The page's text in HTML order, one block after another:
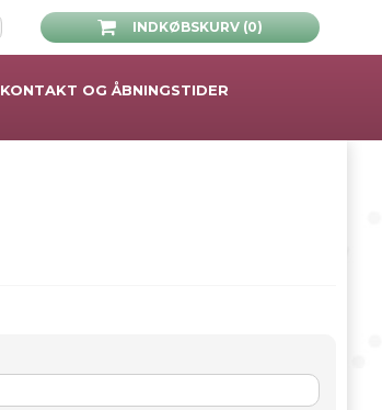
INDKØBSKURV (0)
KONTAKT OG ÅBNINGSTIDER